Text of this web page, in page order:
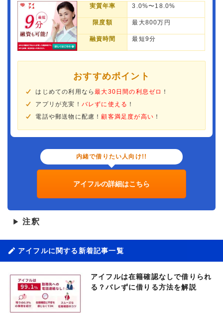
実質年率 3.0%〜18.0%
限度額 最大800万円
融資時間 最短9分
おすすめポイント
はじめての利用なら最大30日間の利息ゼロ ！
アプリが充実！ バレずに使える ！
電話や郵送物に配慮！ 顧客満足度が高い ！
内緒で借りたい人向け!!
アイフルの詳細はこちら
▶ 注釈
アイフルに関する新着記事一覧
アイフルは在籍確認なしで借りられ
る？バレずに借りる方法を解説